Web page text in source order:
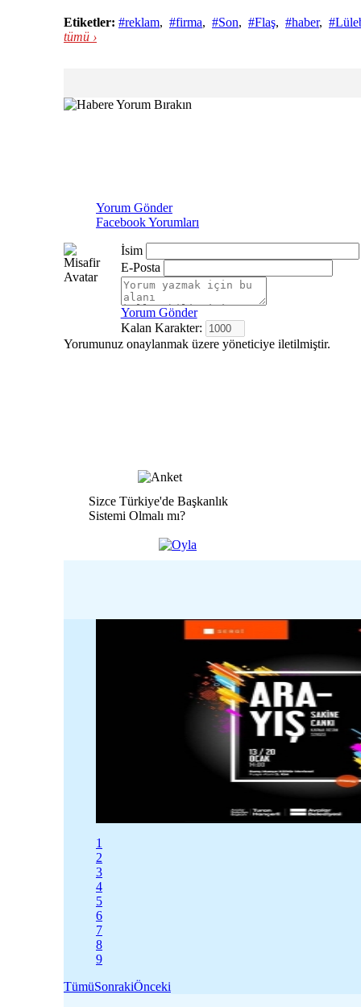
Etiketler: #reklam, #firma, #Son, #Flaş, #haber,
tümü ›
Yorum Gönder
Facebook Yorumları
İsim
E-Posta
Yorum Gönder
Kalan Karakter:
Yorumunuz onaylanmak üzere yöneticiye iletilmiştir.
Sizce Türkiye'de Başkanlık
Sistemi Olmalı mı?
1
2
3
4
5
6
7
8
9
TümüSonrakiÖnceki